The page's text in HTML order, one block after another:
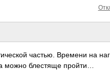
частью. Времени на
можно блестяще пройти…